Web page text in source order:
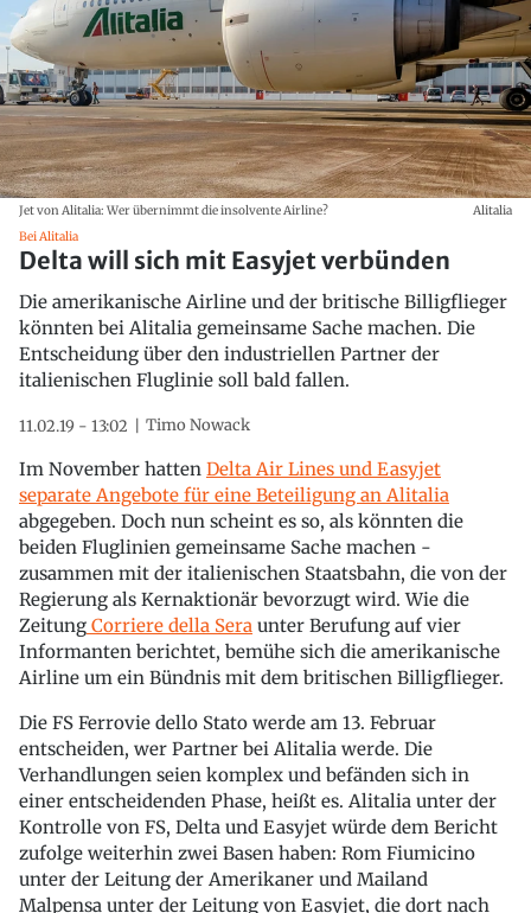
Jet von Alitalia: Wer übernimmt die insolvente Airline?
Alitalia
Bei Alitalia
Delta will sich mit Easyjet verbünden
Die amerikanische Airline und der britische Billigflieger
könnten bei Alitalia gemeinsame Sache machen. Die
Entscheidung über den industriellen Partner der
italienischen Fluglinie soll bald fallen.
11.02.19 - 13:02 Timo Nowack
Im November hatten Delta Air Lines und Easyjet
separate Angebote für eine Beteiligung an Alitalia
abgegeben. Doch nun scheint es so, als könnten die
beiden Fluglinien gemeinsame Sache machen -
zusammen mit der italienischen Staatsbahn, die von der
Regierung als Kernaktionär bevorzugt wird. Wie die
Zeitung Corriere della Sera unter Berufung auf vier
Informanten berichtet, bemühe sich die amerikanische
Airline um ein Bündnis mit dem britischen Billigflieger.
Die FS Ferrovie dello Stato werde am 13. Februar
entscheiden, wer Partner bei Alitalia werde. Die
Verhandlungen seien komplex und befänden sich in
einer entscheidenden Phase, heißt es. Alitalia unter der
Kontrolle von FS, Delta und Easyjet würde dem Bericht
zufolge weiterhin zwei Basen haben: Rom Fiumicino
unter der Leitung der Amerikaner und Mailand
Malpensa unter der Leitung von Easyjet, die dort nach